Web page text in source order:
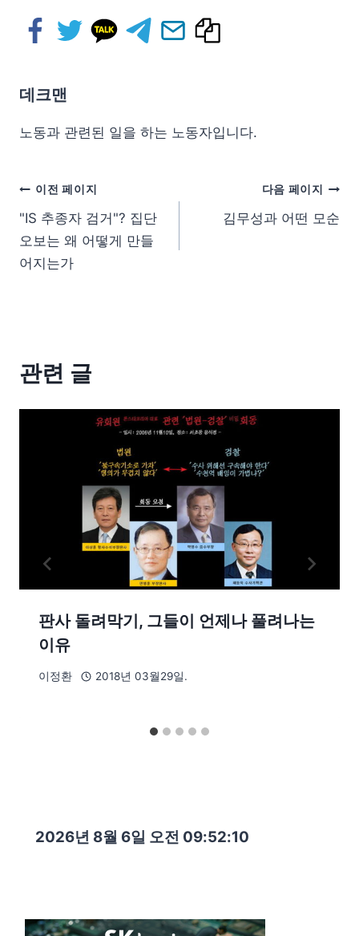
데크맨
노동과 관련된 일을 하는 노동자입니다.
이전 페이지
"IS 추종자 검거"? 집단
오보는 왜 어떻게 만들
어지는가
다음 페이지
김무성과 어떤 모순
관련 글
판사 돌려막기, 그들이 언제나 풀려나는
이유
이정환 2018년 03월29일.
2026년 8월 6일 오전 09:52:12